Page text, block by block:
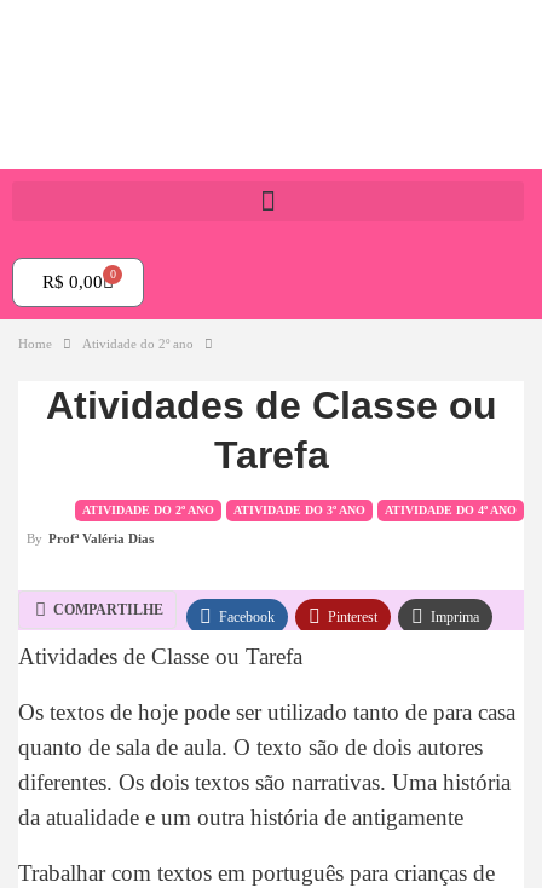
R$ 0,00 0
Home Atividade do 2º ano
Atividades de Classe ou
Tarefa
ATIVIDADE DO 2º ANO ATIVIDADE DO 3º ANO ATIVIDADE DO 4º ANO
By Profª Valéria Dias
COMPARTILHE Facebook Pinterest Imprima
Atividades de Classe ou Tarefa
Os textos de hoje pode ser utilizado tanto de para casa
quanto de sala de aula. O texto são de dois autores
diferentes. Os dois textos são narrativas. Uma história
da atualidade e um outra história de antigamente
Trabalhar com textos em português para crianças de